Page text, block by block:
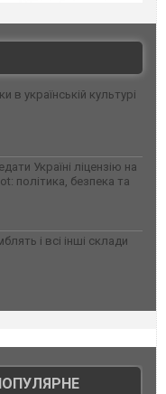
в українській культурі
Україні ліцензію на
політика, безпека та
і всі інші склади